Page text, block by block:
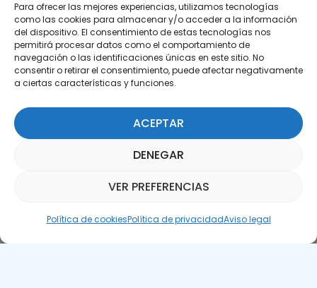
Para ofrecer las mejores experiencias, utilizamos tecnologías
como las cookies para almacenar y/o acceder a la información
del dispositivo. El consentimiento de estas tecnologías nos
permitirá procesar datos como el comportamiento de
navegación o las identificaciones únicas en este sitio. No
consentir o retirar el consentimiento, puede afectar negativamente
a ciertas características y funciones.
ACEPTAR
DENEGAR
VER PREFERENCIAS
Política de cookiesPolítica de privacidadAviso legal
Suscríbete a nuestra Newsletter
SUSCRÍBETE AQUÍ